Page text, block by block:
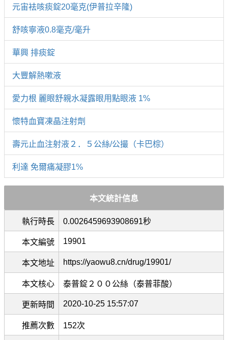
元宙袪咳痰錠20毫克(伊普拉辛隆)
舒咳寧液0.8毫克/毫升
華興 排痰錠
大豐解熱嗽液
愛力根 麗眼舒親水凝露眼用點眼液 1%
懷特血寶凍晶注射劑
壽元止血注射液２．５公絲/公撮（卡巴棕）
利達 免爾痛凝膠1%
本文統計信息
執行時長 0.0026459693908691秒
本文編號 19901
本文地址 https://yaowu8.cn/drug/19901/
本文核心 泰普錠２００公絲（泰普菲酸）
更新時間 2020-10-25 15:57:07
推薦次數 152次